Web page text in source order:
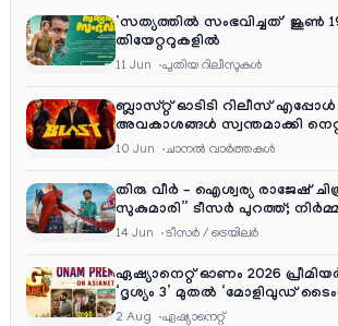
‘സത്യത്തിൽ സംഭവിച്ചത്’ ജൂൺ
തിയേറ്ററുകളിൽ
11 Jun പുതിയ റിലീസുകള്‍
ബ്ലാസ്റ്റ് ഓടിടി റിലീസ് എപ്പോൾ
അവകാശങ്ങൾ സ്വന്തമാക്കി
10 Jun ചാനല്‍ വാര്‍ത്തകള്‍
തിരു വീർ – ഐശ്വര്യ രാജേഷ്
സുകുമാരി” ടീസർ പുറത്ത്;
എന്റർടൈൻമെന്റ്‌സ്
14 Jun ടീസര്‍ / ട്രെയിലര്‍
ഏഷ്യാനെറ്റ് ഓണം 2026
‘ദൃശ്യം 3’ മുതൽ ‘മോളിവുഡ്
ആഘോഷ വിരുന്ന്
2 Aug ഏഷ്യാനെറ്റ്‌